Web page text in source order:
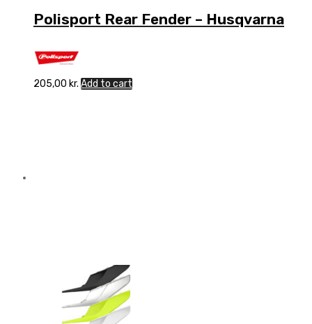
Polisport Rear Fender – Husqvarna
205,00 kr. Add to cart